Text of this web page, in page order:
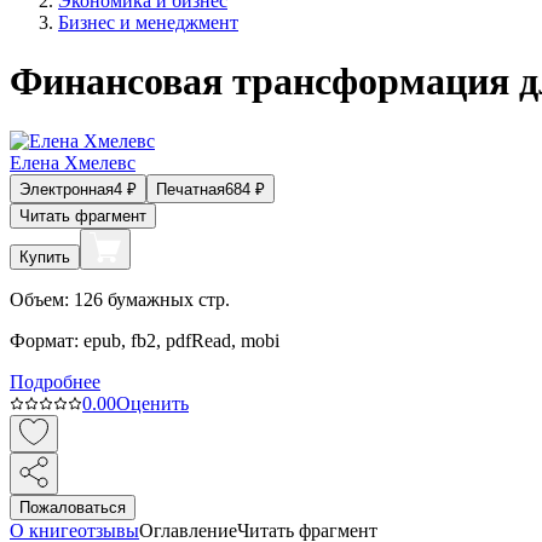
Бизнес и менеджмент
Финансовая трансформация
Елена Хмелевс
Электронная4 ₽ Печатная684 ₽
Читать фрагмент
Купить
Объем: 126 бумажных стр.
Формат: epub, fb2, pdfRead, mobi
Подробнее
0.00Оценить
Пожаловаться
О книгеотзывыОглавлениеЧитать фрагмент